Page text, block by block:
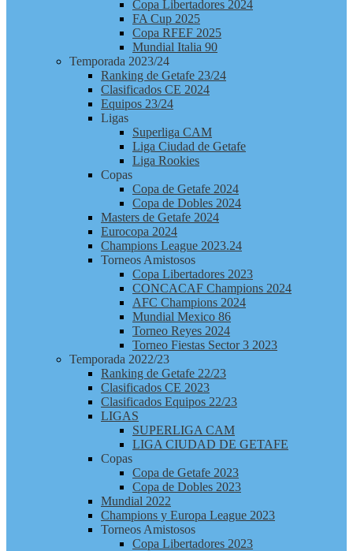
Copa Libertadores 2024
FA Cup 2025
Copa RFEF 2025
Mundial Italia 90
Temporada 2023/24
Ranking de Getafe 23/24
Clasificados CE 2024
Equipos 23/24
Ligas
Superliga CAM
Liga Ciudad de Getafe
Liga Rookies
Copas
Copa de Getafe 2024
Copa de Dobles 2024
Masters de Getafe 2024
Eurocopa 2024
Champions League 2023.24
Torneos Amistosos
Copa Libertadores 2023
CONCACAF Champions 2024
AFC Champions 2024
Mundial Mexico 86
Torneo Reyes 2024
Torneo Fiestas Sector 3 2023
Temporada 2022/23
Ranking de Getafe 22/23
Clasificados CE 2023
Clasificados Equipos 22/23
LIGAS
SUPERLIGA CAM
LIGA CIUDAD DE GETAFE
Copas
Copa de Getafe 2023
Copa de Dobles 2023
Mundial 2022
Champions y Europa League 2023
Torneos Amistosos
Copa Libertadores 2023